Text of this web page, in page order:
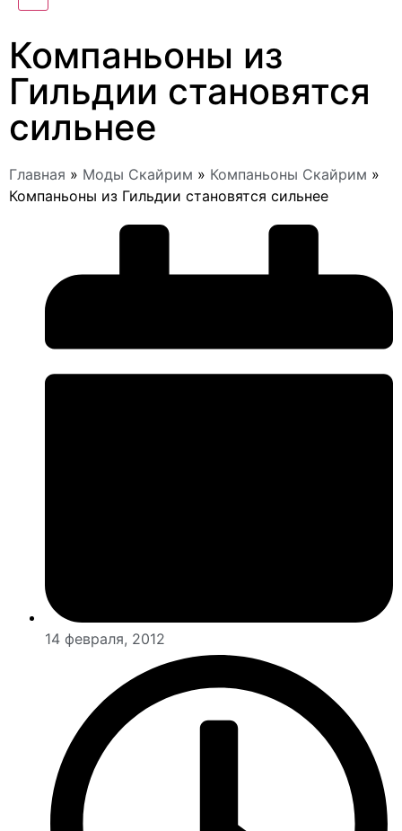
Компаньоны из
Гильдии становятся
сильнее
Главная » Моды Скайрим » Компаньоны Скайрим »
Компаньоны из Гильдии становятся сильнее
14 февраля, 2012